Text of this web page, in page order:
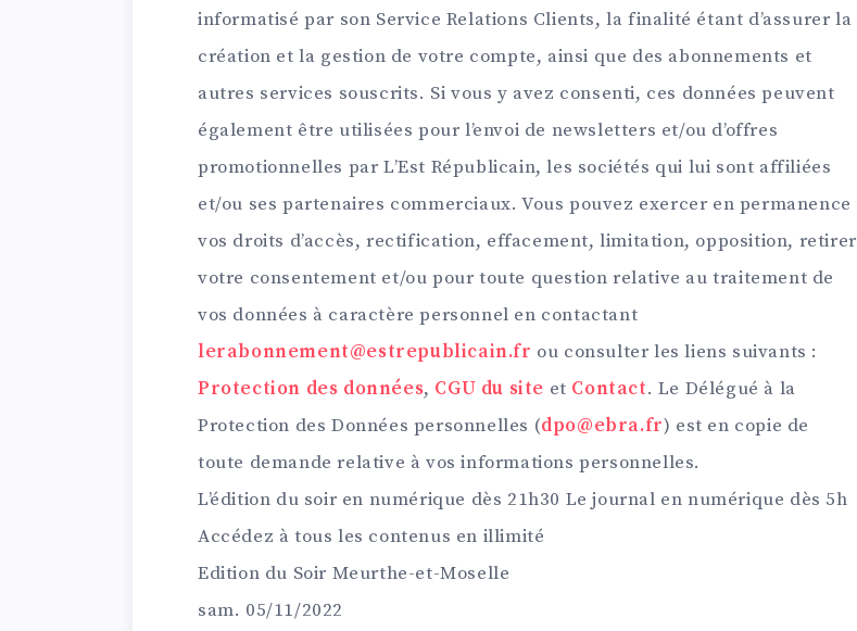
informatisé par son Service Relations Clients, la finalité étant d’assurer la
création et la gestion de votre compte, ainsi que des abonnements et
autres services souscrits. Si vous y avez consenti, ces données peuvent
également être utilisées pour l’envoi de newsletters et/ou d’offres
promotionnelles par L’Est Républicain, les sociétés qui lui sont affiliées
et/ou ses partenaires commerciaux. Vous pouvez exercer en permanence
vos droits d’accès, rectification, effacement, limitation, opposition, retirer
votre consentement et/ou pour toute question relative au traitement de
vos données à caractère personnel en contactant
lerabonnement@estrepublicain.fr ou consulter les liens suivants :
Protection des données, CGU du site et Contact. Le Délégué à la
Protection des Données personnelles (dpo@ebra.fr) est en copie de
toute demande relative à vos informations personnelles.
L’édition du soir en numérique dès 21h30 Le journal en numérique dès 5h
Accédez à tous les contenus en illimité
Edition du Soir Meurthe-et-Moselle
sam. 05/11/2022